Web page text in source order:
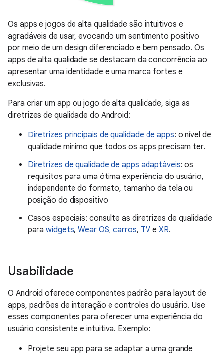
Os apps e jogos de alta qualidade são intuitivos e
agradáveis de usar, evocando um sentimento positivo
por meio de um design diferenciado e bem pensado. Os
apps de alta qualidade se destacam da concorrência ao
apresentar uma identidade e uma marca fortes e
exclusivas.
Para criar um app ou jogo de alta qualidade, siga as
diretrizes de qualidade do Android:
Diretrizes principais de qualidade de apps: o nível de
qualidade mínimo que todos os apps precisam ter.
Diretrizes de qualidade de apps adaptáveis: os
requisitos para uma ótima experiência do usuário,
independente do formato, tamanho da tela ou
posição do dispositivo
Casos especiais: consulte as diretrizes de qualidade
para widgets, Wear OS, carros, TV e XR.
Usabilidade
O Android oferece componentes padrão para layout de
apps, padrões de interação e controles do usuário. Use
esses componentes para oferecer uma experiência do
usuário consistente e intuitiva. Exemplo:
Projete seu app para se adaptar a uma grande